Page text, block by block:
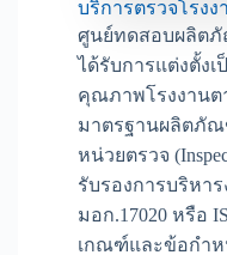
บริการตรวจโรงง
ศูนย์ทดสอบผลิต
ได้รับการแต่งตั้ง
คุณภาพโรงงาน
มาตรฐานผลิตภั
หน่วยตรวจ
รับรองการบริหา
มอก.17020 หรือ
เกณฑ์และข้อกำห